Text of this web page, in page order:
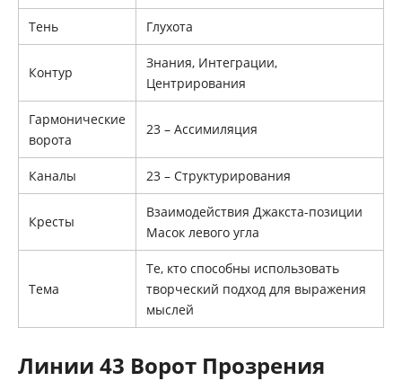
Тень Глухота
Контур
Знания, Интеграции,
Центрирования
Гармонические
ворота
23 – Ассимиляция
Каналы 23 – Структурирования
Кресты
Взаимодействия Джакcта-позиции
Масок левого угла
Тема
Те, кто способны использовать
творческий подход для выражения
мыслей
Линии 43 Ворот Прозрения